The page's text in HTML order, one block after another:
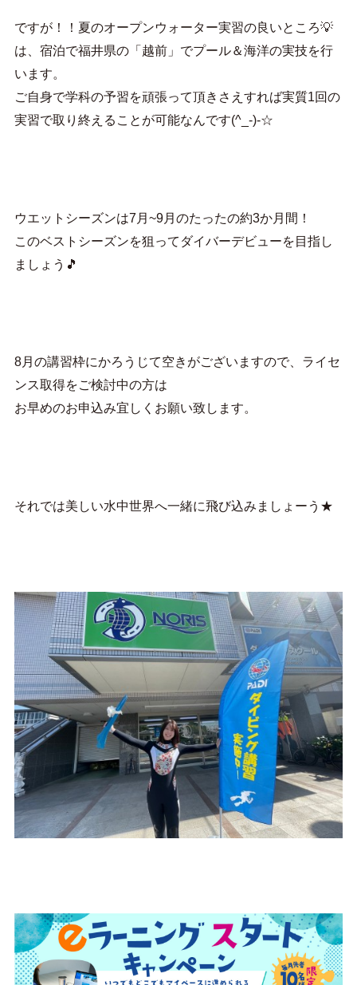
ですが！！夏のオープンウォーター実習の良いところ💡
は、宿泊で福井県の「越前」でプール＆海洋の実技を行
います。
ご自身で学科の予習を頑張って頂きさえすれば実質1回の
実習で取り終えることが可能なんです(^_-)-☆
ウエットシーズンは7月~9月のたったの約3か月間！
このベストシーズンを狙ってダイバーデビューを目指し
ましょう🎵
8月の講習枠にかろうじて空きがございますので、ライセ
ンス取得をご検討中の方は
お早めのお申込み宜しくお願い致します。
それでは美しい水中世界へ一緒に飛び込みましょーう★